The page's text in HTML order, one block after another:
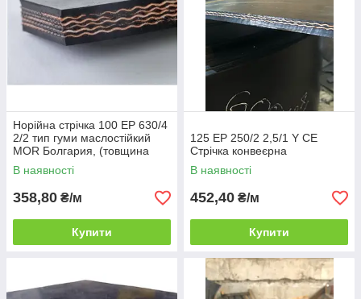
Норійна стрічка 100 EP 630/4
2/2 тип гуми маслостійкий
MOR Болгария, (товщина
8мм)
В наявності
358,80 ₴/м
Купити
125 EP 250/2 2,5/1 Y CE
Стрічка конвеєрна
В наявності
452,40 ₴/м
Купити